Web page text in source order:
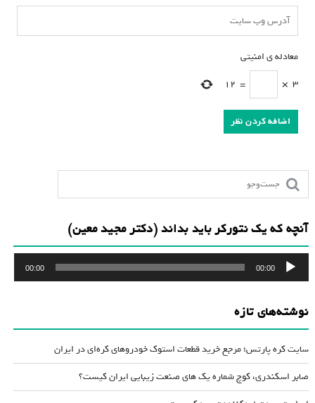
معادله ی امنیتی
3
×
=
12
آنچه که یک نتورکر باید بداند (دکتر مجید معین)
پخش‌کننده
صوت
00:00
00:00
نوشته‌های تازه
سایت کره پارتس؛ مرجع خرید قطعات استوک خودروهای کره‌ای در ایران
صابر اسکندری، کوچ شماره یک های صنعت زیبایی ایران کیست؟